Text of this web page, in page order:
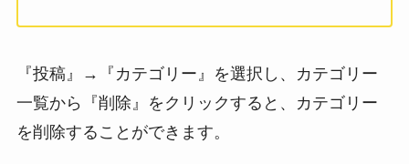
『投稿』→『カテゴリー』を選択し、カテゴリー
一覧から『削除』をクリックすると、カテゴリー
を削除することができます。